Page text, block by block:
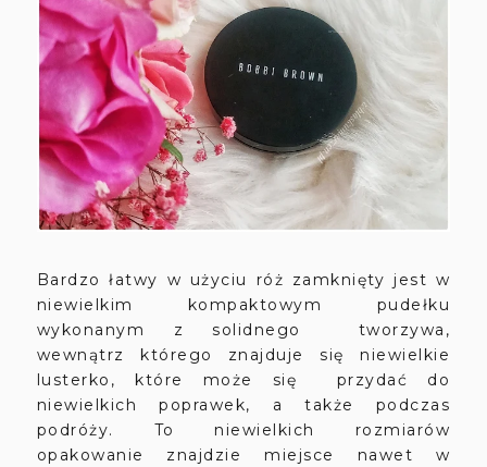
Bardzo łatwy w użyciu róż zamknięty jest w
niewielkim kompaktowym pudełku
wykonanym z solidnego tworzywa,
wewnątrz którego znajduje się niewielkie
lusterko, które może się przydać do
niewielkich poprawek, a także podczas
podróży. To niewielkich rozmiarów
opakowanie znajdzie miejsce nawet w